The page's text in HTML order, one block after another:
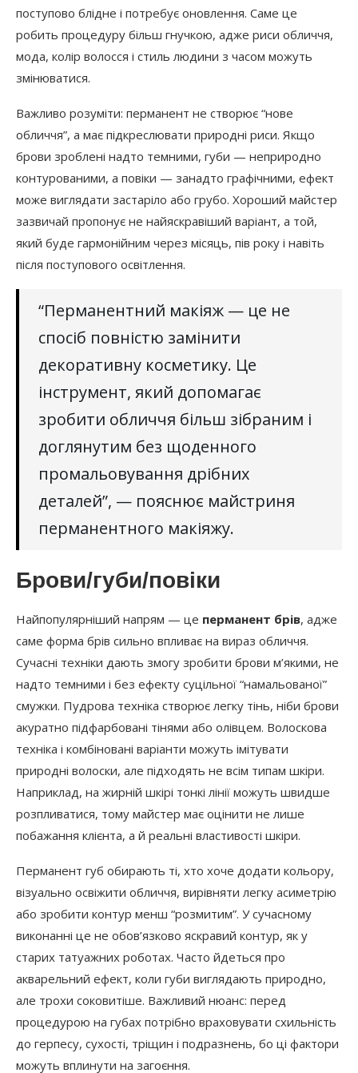
поступово блідне і потребує оновлення. Саме це
робить процедуру більш гнучкою, адже риси обличчя,
мода, колір волосся і стиль людини з часом можуть
змінюватися.
Важливо розуміти: перманент не створює “нове
обличчя”, а має підкреслювати природні риси. Якщо
брови зроблені надто темними, губи — неприродно
контурованими, а повіки — занадто графічними, ефект
може виглядати застаріло або грубо. Хороший майстер
зазвичай пропонує не найяскравіший варіант, а той,
який буде гармонійним через місяць, пів року і навіть
після поступового освітлення.
“Перманентний макіяж — це не
спосіб повністю замінити
декоративну косметику. Це
інструмент, який допомагає
зробити обличчя більш зібраним і
доглянутим без щоденного
промальовування дрібних
деталей”, — пояснює майстриня
перманентного макіяжу.
Брови/губи/повіки
Найпопулярніший напрям — це перманент брів, адже
саме форма брів сильно впливає на вираз обличчя.
Сучасні техніки дають змогу зробити брови м’якими, не
надто темними і без ефекту суцільної “намальованої”
смужки. Пудрова техніка створює легку тінь, ніби брови
акуратно підфарбовані тінями або олівцем. Волоскова
техніка і комбіновані варіанти можуть імітувати
природні волоски, але підходять не всім типам шкіри.
Наприклад, на жирній шкірі тонкі лінії можуть швидше
розпливатися, тому майстер має оцінити не лише
побажання клієнта, а й реальні властивості шкіри.
Перманент губ обирають ті, хто хоче додати кольору,
візуально освіжити обличчя, вирівняти легку асиметрію
або зробити контур менш “розмитим”. У сучасному
виконанні це не обов’язково яскравий контур, як у
старих татуажних роботах. Часто йдеться про
акварельний ефект, коли губи виглядають природно,
але трохи соковитіше. Важливий нюанс: перед
процедурою на губах потрібно враховувати схильність
до герпесу, сухості, тріщин і подразнень, бо ці фактори
можуть вплинути на загоєння.